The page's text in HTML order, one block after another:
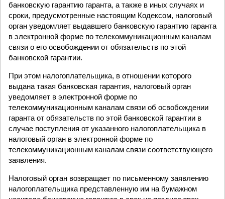
банковскую гарантию гаранта, а также в иных случаях и
сроки, предусмотренные настоящим Кодексом, налоговый
орган уведомляет выдавшего банковскую гарантию гаранта
в электронной форме по телекоммуникационным каналам
связи о его освобождении от обязательств по этой
банковской гарантии.
При этом налогоплательщика, в отношении которого
выдана такая банковская гарантия, налоговый орган
уведомляет в электронной форме по
телекоммуникационным каналам связи об освобождении
гаранта от обязательств по этой банковской гарантии в
случае поступления от указанного налогоплательщика в
налоговый орган в электронной форме по
телекоммуникационным каналам связи соответствующего
заявления.
Налоговый орган возвращает по письменному заявлению
налогоплательщика представленную им на бумажном